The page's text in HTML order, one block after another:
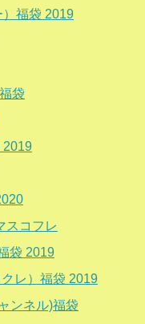
福袋 2019
袋
2019
スコフレ
袋 2019
レ）福袋 2019
ンネル)福袋